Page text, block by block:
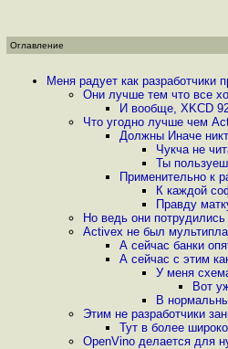
Оглавление
Меня радует как
Они лучше тем что все
И вообще, XKCD
Что угодно лучше чем
Должны Иначе
Чукча не
Ты
Применительно к
К каждой
Правду
Но ведь они
Activex не был
А сейчас банки
А сейчас с этим
У меня
Вот
В
Этим не разработчики
Тут в более
OpenVino делается для